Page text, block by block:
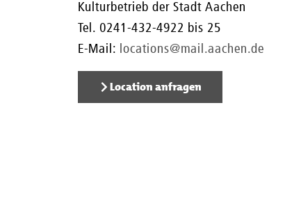
Kulturbetrieb der Stadt Aachen
Tel. 0241-432-4922 bis 25
E-Mail: locations@mail.aachen.de
Location anfragen